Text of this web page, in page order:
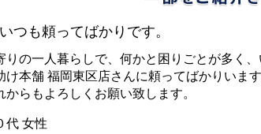
いつも頼ってばかりです。
りの一人暮らしで、何かと困りごとが多く、
け本舗 福岡東区店さんに頼ってばかりいます
からもよろしくお願い致します。
代 女性